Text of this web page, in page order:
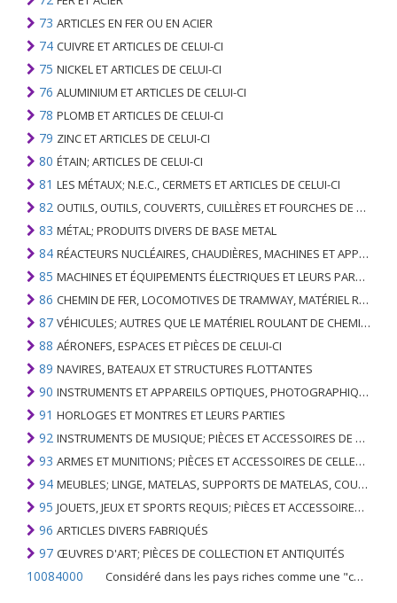
73 ARTICLES EN FER OU EN ACIER
74 CUIVRE ET ARTICLES DE CELUI-CI
75 NICKEL ET ARTICLES DE CELUI-CI
76 ALUMINIUM ET ARTICLES DE CELUI-CI
78 PLOMB ET ARTICLES DE CELUI-CI
79 ZINC ET ARTICLES DE CELUI-CI
80 ÉTAIN; ARTICLES DE CELUI-CI
81 LES MÉTAUX; N.E.C., CERMETS ET ARTICLES DE CELUI-CI
82 OUTILS, OUTILS, COUVERTS, CUILLÈRES ET FOURCHES DE MÉTAUX DE BASE; PARTIES DE CELLES-CI, EN METAL DE BASE
83 MÉTAL; PRODUITS DIVERS DE BASE METAL
84 RÉACTEURS NUCLÉAIRES, CHAUDIÈRES, MACHINES ET APPAREILS MÉCANIQUES; PARTIES DE CELLES-CI
85 MACHINES ET ÉQUIPEMENTS ÉLECTRIQUES ET LEURS PARTIES; ENREGISTREURS ET REPRODUCTEURS SONORES; APPAREILS D'ENREGISTREMENT OU DE REPRODUCTION DES IMAGES ET DU SON EN TÉLÉVISION, PIÈCES ET ACCESSOIRES DE TELS ARTICLES
86 CHEMIN DE FER, LOCOMOTIVES DE TRAMWAY, MATÉRIEL ROULANT ET LEURS PARTIES; RACCORDS DE CHEMIN DE FER OU DE TRAMWAY ET RACCORDS ET PIÈCES DE CELLES-CI; ÉQUIPEMENT DE SIGNALISATION DE TRAFIC MÉCANIQUE (Y COMPRIS ÉLECTRO-MÉCANIQUE) DE TOUS TYPES
87 VÉHICULES; AUTRES QUE LE MATÉRIEL ROULANT DE CHEMIN DE FER OU DE TRAMWAY, ET LEURS PIÈCES ET ACCESSOIRES
88 AÉRONEFS, ESPACES ET PIÈCES DE CELUI-CI
89 NAVIRES, BATEAUX ET STRUCTURES FLOTTANTES
90 INSTRUMENTS ET APPAREILS OPTIQUES, PHOTOGRAPHIQUES, CINÉMATOGRAPHIQUES, DE MESURE, DE CONTRÔLE, DE MÉDECINE OU DE CHIRURGIE; PIÈCES ET ACCESSOIRES
91 HORLOGES ET MONTRES ET LEURS PARTIES
92 INSTRUMENTS DE MUSIQUE; PIÈCES ET ACCESSOIRES DE TELS ARTICLES
93 ARMES ET MUNITIONS; PIÈCES ET ACCESSOIRES DE CELLES-CI
94 MEUBLES; LINGE, MATELAS, SUPPORTS DE MATELAS, COUSSINS ET AMEUBLEMENT SIMILAIRE FARCI; LAMPES ET RACCORDS D'ÉCLAIRAGE, N.E.C .; SIGNES LUMINEUSES, PLAQUES DE NOMS LUMINEUSES ET SIMILAIRES; BÂTIMENTS PRÉFABRIQUÉS
95 JOUETS, JEUX ET SPORTS REQUIS; PIÈCES ET ACCESSOIRES DE CELLES-CI
96 ARTICLES DIVERS FABRIQUÉS
97 ŒUVRES D'ART; PIÈCES DE COLLECTION ET ANTIQUITÉS
10084000 Considéré dans les pays riches comme une "céréale mineure", le fonio blanc est une graminée de la famille des poaceae cultivée pour ses graines dans certaines régions d'Afrique.